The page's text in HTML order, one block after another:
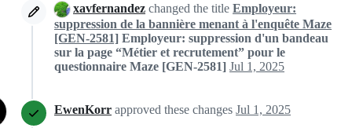
xavfernandez changed the title Employeur:
suppression de la bannière menant à l'enquête Maze
[GEN-2581] Employeur: suppression d'un bandeau
sur la page “Métier et recrutement” pour le
questionnaire Maze [GEN-2581] Jul 1, 2025
EwenKorr approved these changes Jul 1, 2025